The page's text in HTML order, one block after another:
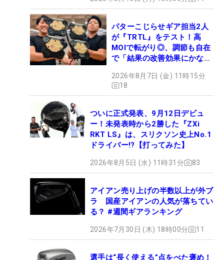
パターこじらせギア担当2人
が『TRTL』をテスト！高
MOIで転がり◎、調節も自在
で「結果の改善効果にかなり
2026年8月7日 (金) 11時15分
18
ついに正式発表、9月12日デビュ
ー！未発表時から2勝した『ZXi
RKT LS』は、スリクソン史上No.1
ドライバー!?【打ってみた】
2026年8月5日 (水) 11時31分 83
アイアン売り上げの半数以上が外ブ
ラ 国産アイアンの人気が落ちてい
る？ #週間ギアランキング
2026年7月30日 (木) 18時00分 11
選手は“長く使える”点をべた褒め！